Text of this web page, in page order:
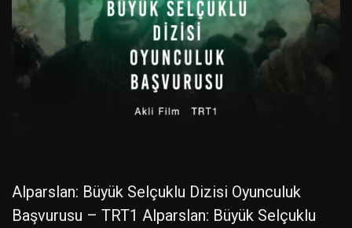
Alparslan: Büyük Selçuklu Dizisi Oyunculuk
Başvurusu – TRT1 Alparslan: Büyük Selçuklu